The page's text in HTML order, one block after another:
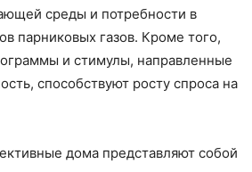
среды и потребности в
парниковых газов. Кроме того,
и стимулы, направленные
способствуют росту спроса на
дома представляют собой